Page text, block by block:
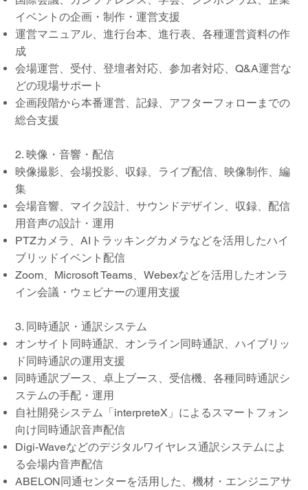
イベントの企画・制作・運営支援
運営マニュアル、進行台本、進行表、各種運営資料の作
成
会場運営、受付、登壇者対応、参加者対応、Q&A運営な
どの現場サポート
企画段階から本番運営、記録、アフターフォローまでの
総合支援
2. 映像・音響・配信
映像撮影、会場投影、収録、ライブ配信、映像制作、編
集
会場音響、マイク設計、サウンドデザイン、収録、配信
用音声の設計・運用
PTZカメラ、AIトラッキングカメラなどを活用したハイ
ブリッドイベント配信
Zoom、Microsoft Teams、Webexなどを活用したオンラ
イン会議・ウェビナーの運用支援
3. 同時通訳・通訳システム
オンサイト同時通訳、オンライン同時通訳、ハイブリッ
ド同時通訳の運用支援
同時通訳ブース、卓上ブース、受信機、各種同時通訳シ
ステムの手配・運用
自社開発システム「interpreteX」によるスマートフォン
向け同時通訳音声配信
Digi-Waveなどのデジタルワイヤレス通訳システムによ
る会場内音声配信
ABELON同通センターを活用した、機材・エンジニアサ